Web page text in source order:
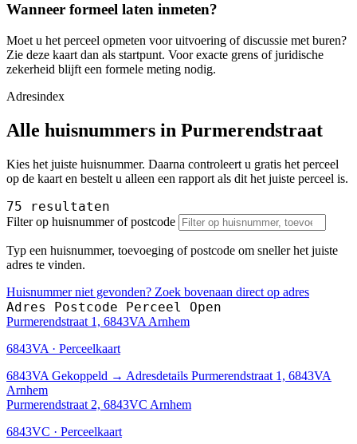
Wanneer formeel laten inmeten?
Moet u het perceel opmeten voor uitvoering of discussie met buren?
Zie deze kaart dan als startpunt. Voor exacte grens of juridische
zekerheid blijft een formele meting nodig.
Adresindex
Alle huisnummers in Purmerendstraat
Kies het juiste huisnummer. Daarna controleert u gratis het perceel
op de kaart en bestelt u alleen een rapport als dit het juiste perceel is.
75 resultaten
Filter op huisnummer of postcode
Typ een huisnummer, toevoeging of postcode om sneller het juiste
adres te vinden.
Huisnummer niet gevonden? Zoek bovenaan direct op adres
Adres Postcode Perceel Open
Purmerendstraat 1, 6843VA Arnhem
6843VA · Perceelkaart
6843VA Gekoppeld → Adresdetails Purmerendstraat 1, 6843VA
Arnhem
Purmerendstraat 2, 6843VC Arnhem
6843VC · Perceelkaart